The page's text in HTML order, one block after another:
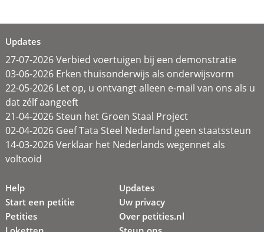
Updates
27-07-2026 Verbied voertuigen bij een demonstratie
03-06-2026 Erken thuisonderwijs als onderwijsvorm
22-05-2026 Let op, u ontvangt alleen e-mail van ons als u
dat zélf aangeeft
21-04-2026 Steun het Groen Staal Project
02-04-2026 Geef Tata Steel Nederland geen staatssteun
14-03-2026 Verklaar het Nederlands wegennet als
voltooid
Help
Start een petitie
Petities
Updates
Uw privacy
Over petities.nl